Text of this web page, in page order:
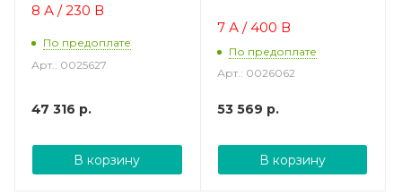
8 А / 230 В
По предоплате
Арт.: 0025627
47 316 р.
В корзину
7 А / 400 В
По предоплате
Арт.: 0026062
53 569 р.
В корзину